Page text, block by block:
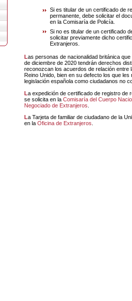
Si es titular de un certificado de
permanente, debe solicitar el
en la Comisaría de Policía.
Si no es titular de un certificado
solicitar previamente dicho
Extranjeros.
Las personas de nacionalidad británica que lleguen después del 31
de diciembre de 2020 tendrán derechos
reconozcan los acuerdos de relación entre
Reino Unido, bien en su defecto los que les
legislación española como ciudadanos no
La expedición de certificado de registro de residente comunitario
se solicita en la Comisaría del Cuerpo
Negociado de Extranjeros
La Tarjeta de familiar de ciudadano de la Unión Europea se solicita
en la Oficina de Extranjeros